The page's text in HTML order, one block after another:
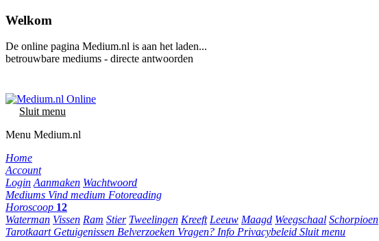
Welkom
De online pagina Medium.nl is aan het laden...
betrouwbare mediums - directe antwoorden
Sluit menu
Menu Medium.nl
Home
Account
Login Aanmaken Wachtwoord
Mediums Vind medium Fotoreading
Horoscoop 12
Waterman Vissen Ram Stier Tweelingen Kreeft Leeuw Maagd Weegschaal Schorpioen
Tarotkaart Getuigenissen Belverzoeken Vragen? Info Privacybeleid Sluit menu